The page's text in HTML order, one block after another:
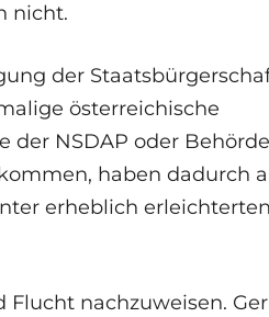
nicht.
der
österreichische
der NSDAP oder
haben dadurch
erheblich erleichterten
nachzuweisen.